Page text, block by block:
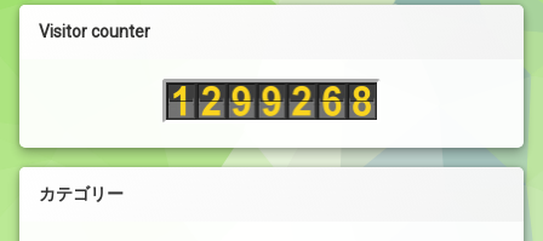
ー
ヤ
Visitor counter
カテゴリー